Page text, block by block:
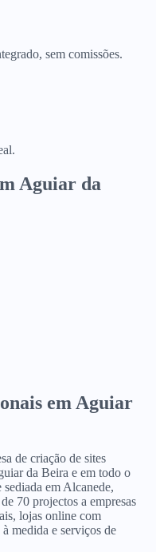
sem comissões.
Aguiar da
em Aguiar
de criação de sites
da Beira e em todo o
em Alcanede,
70 projectos a empresas
lojas online com
medida e serviços de